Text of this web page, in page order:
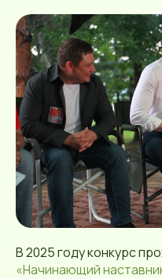
В 2025 году конкурс
«Начинающий